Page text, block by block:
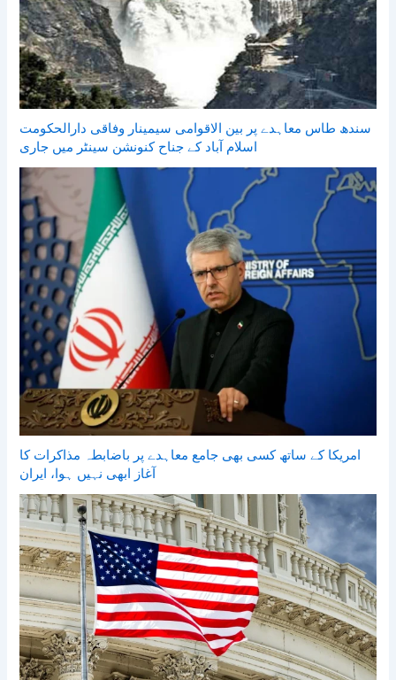
سندھ طاس معاہدے پر بین الاقوامی سیمینار وفاقی دارالحکومت
اسلام آباد کے جناح کنونشن سینٹر میں جاری
امریکا کے ساتھ کسی بھی جامع معاہدے پر باضابطہ مذاکرات کا
آغاز ابھی نہیں ہوا، ایران